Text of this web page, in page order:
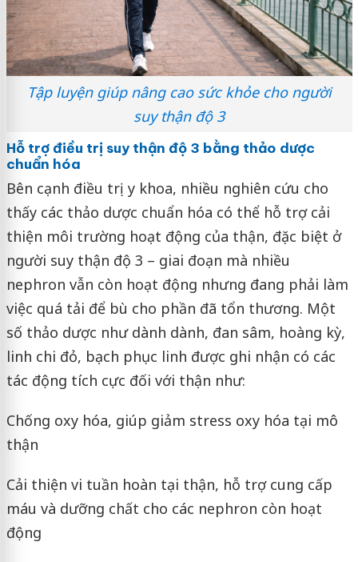
Tập luyện giúp nâng cao sức khỏe cho người
suy thận độ 3
Hỗ trợ điều trị suy thận độ 3 bằng thảo dược
chuẩn hóa
Bên cạnh điều trị y khoa, nhiều nghiên cứu cho
thấy các thảo dược chuẩn hóa có thể hỗ trợ cải
thiện môi trường hoạt động của thận, đặc biệt ở
người suy thận độ 3 – giai đoạn mà nhiều
nephron vẫn còn hoạt động nhưng đang phải làm
việc quá tải để bù cho phần đã tổn thương. Một
số thảo dược như dành dành, đan sâm, hoàng kỳ,
linh chi đỏ, bạch phục linh được ghi nhận có các
tác động tích cực đối với thận như:
Chống oxy hóa, giúp giảm stress oxy hóa tại mô
thận
Cải thiện vi tuần hoàn tại thận, hỗ trợ cung cấp
máu và dưỡng chất cho các nephron còn hoạt
động